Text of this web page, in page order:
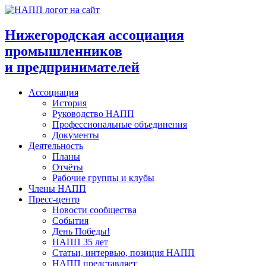
Перейти
содержимому
Нижегородская ассоциация
промышленников
и предпринимателей
Ассоциация
История
Руководство НАПП
Профессиональные объединения
Документы
Деятельность
Планы
Отчёты
Рабочие группы и клубы
Члены НАПП
Пресс-центр
Новости сообщества
События
День Победы!
НАПП 35 лет
Статьи, интервью, позиция НАПП
НАПП представляет